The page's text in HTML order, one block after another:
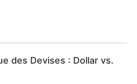
des Devises : Dollar vs.